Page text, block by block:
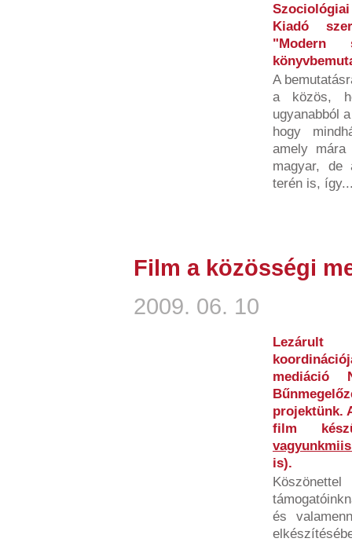
Kiadó
"Modern
A
a közös,
ugyanabból
hogy
amely
magyar, de
terén is,
Film a közösségi
2009. 06. 10
Lezárult
mediáció
projektünk.
film
is).
és